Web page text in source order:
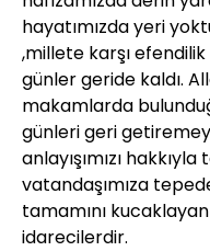
hayatımızda yeri
,millete karşı
günler geride kaldı.
makamlarda
günleri geri
anlayışımızı
vatandaşımıza
tamamını
idarecilerdir.